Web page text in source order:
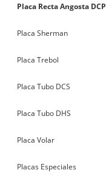
Placa Recta Angosta DCP
Placa Sherman
Placa Trebol
Placa Tubo DCS
Placa Tubo DHS
Placa Volar
Placas Especiales